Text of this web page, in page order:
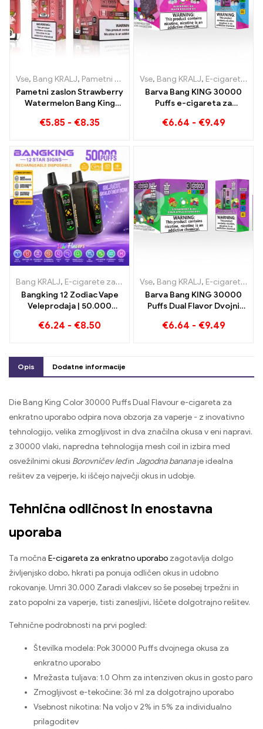
Vse, Bang KRALJ, Pametni zaslon Bang King 15000 Puff ,E-
Pametni zaslon Strawberry
Watermelon Bang King
sproščujočem užitku sadja
€5.85 - €8.35
Vse, Bang KRALJ, E-cigarete za enkratno uporabo Litva
Barva Bang KING 30000
Puffs e-cigareta za
Kakovostno uživanje z
€6.64 - €9.49
Bang KRALJ, E-cigarete za enkratno uporabo ,E-cigarete za
Bangking 12 Zodiac Vape
Veleprodaja | 50.000
€6.24 - €8.50
Vse, Bang KRALJ, E-cigarete za enkratno uporabo Litva
Barva Bang KING 30000
Puffs Dual Flavor Dvojni
in kislo jabolčno malino
€6.64 - €9.49
Opis Dodatne informacije
Die Bang King Color 30000 Puffs Dual Flavour e-cigareta za
enkratno uporabo odpira nova obzorja za vaperje - z inovativno
tehnologijo, velika zmogljivost in dva značilna okusa v eni napravi.
z 30000 vlaki, napredna tehnologija mesh coil in izbira med
osvežilnimi okusi Borovničev ledin Jagodna bananaje idealna
rešitev za vejperje, ki iščejo največji okus in udobje.
Tehnična odličnost in enostavna
uporaba
Ta močna E-cigareta za enkratno uporabo zagotavlja dolgo
življenjsko dobo, hkrati pa ponuja odličen okus in udobno
rokovanje. Umri 30.000 Zaradi vlakcev so še posebej trpežni in
zato popolni za vaperje, tisti zanesljivi, Iščete dolgotrajno rešitev.
Tehnične podrobnosti na prvi pogled:
Številka modela: Pok 30000 Puffs dvojnega okusa za
enkratno uporabo
Mrežasta tuljava: 1.0 Ohm za intenziven okus in gosto paro
Zmogljivost e-tekočine: 36 ml za dolgotrajno uporabo
Vsebnost nikotina: Na voljo v 2% in 5% za individualno
prilagoditev